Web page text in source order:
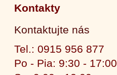
Kontakty
Kontaktujte nás
Tel.: 0915 956 877
Po - Pia: 9:30 - 17:00